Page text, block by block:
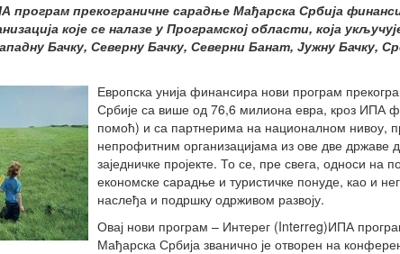
програм прекограничне сарадње Мађарска Србија
које се налазе у Програмској области, која
Бачку, Северну Бачку, Северни Банат, Јужну Бачку,
Европска унија финансира нови програм
Србије са више од 76,6 милиона евра, кроз ИПА
помоћ) и са партнерима на националном нивоу,
непрофитним организацијама из ове две државе
заједничке пројекте. То се, пре свега, односи
економске сарадње и туристичке понуде, као и
наслеђа и подршку одрживом развоју.
Овај нови програм – Интерег (Interreg)ИПА
Мађарска Србија званично је отворен на